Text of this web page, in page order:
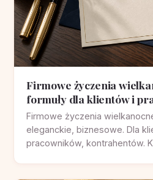
Firmowe życzenia
formuły dla klientów i
Firmowe życzenia
eleganckie, biznesowe. Dla
pracowników, kontrahentów.